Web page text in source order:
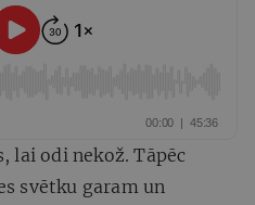
lai odi nekož. Tāpēc
svētku garam un